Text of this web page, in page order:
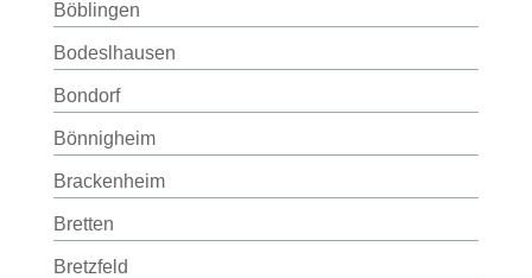
Böblingen
Bodeslhausen
Bondorf
Bönnigheim
Brackenheim
Bretten
Bretzfeld